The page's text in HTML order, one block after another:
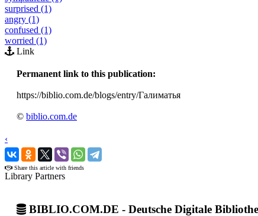
surprised (1)
angry (1)
confused (1)
worried (1)
Link
Permanent link to this publication:
https://biblio.com.de/blogs/entry/Галиматья
© biblio.com.de
‹
›
Share this article with friends
Library Partners
BIBLIO.COM.DE - Deutsche Digitale